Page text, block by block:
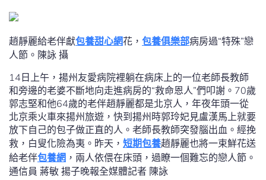
趙靜麗給老伴獻包養甜心網花， 包養俱樂部病房過“特殊”戀
人節。陳詠 攝
14日上午，揚州友愛病院裡躺在病床上的一位老師長教師
和旁邊的老婆不斷地向走進病房的“救命恩人”們叩謝。70歲
郭志堅和他64歲的老伴趙靜麗都是北京人，年夜年頭一從
北京乘火車來揚州旅遊，快到揚州時郭玲妃見盧漢馬上就要
放下自己的包子做正直的人。老師長教師突發腦出血。經挽
救，白叟化險為夷。昨天， 短期包養趙靜麗也將一束鮮花送
給老伴包養網 ，兩人依偎在床頭，過瞭一個難忘的戀人節。
通信員 蔣敏 揚子晚報全媒體記者 陳詠